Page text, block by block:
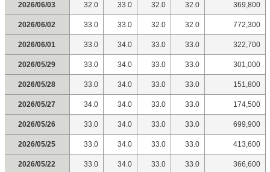
2026/06/03 32.0 33.0 32.0 32.0 369,800
2026/06/02 33.0 33.0 32.0 32.0 772,300
2026/06/01 33.0 34.0 33.0 33.0 322,700
2026/05/29 33.0 34.0 33.0 33.0 301,000
2026/05/28 33.0 34.0 33.0 33.0 151,800
2026/05/27 34.0 34.0 33.0 33.0 174,500
2026/05/26 33.0 34.0 33.0 33.0 699,900
2026/05/25 33.0 34.0 33.0 33.0 413,600
2026/05/22 33.0 34.0 33.0 33.0 366,600